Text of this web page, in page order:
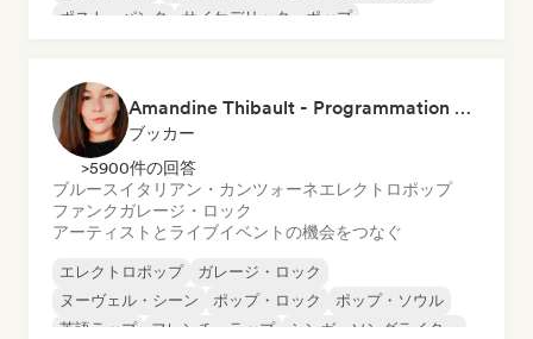
ポスト・パンク
サイケデリック・ポップ
Amandine Thibault - Programmation Concerts SMAC IDF, Booking, Management
ブッカー
>5900件の回答
ブルースイタリアン・カンツォーネエレクトロポップ
ファンクガレージ・ロック
アーティストとライブイベントの機会をつなぐ
エレクトロポップ
ガレージ・ロック
ヌーヴェル・シーン
ポップ・ロック
ポップ・ソウル
英語ラップ
フレンチ・ラップ シンガーソングライター